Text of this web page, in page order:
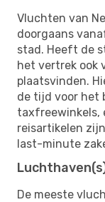
Vluchten van
doorgaans
stad. Heeft de
het vertrek ook
plaatsvinden.
de tijd voor het
taxfreewinkels,
reisartikelen
last-minute
De meeste